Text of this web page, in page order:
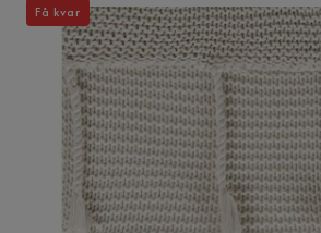
Få kvar